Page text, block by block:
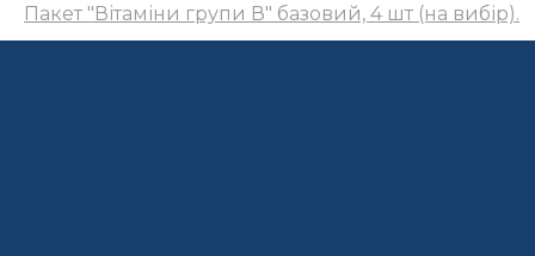
Пакет "Вітаміни групи В" базовий, 4 шт (на вибір).